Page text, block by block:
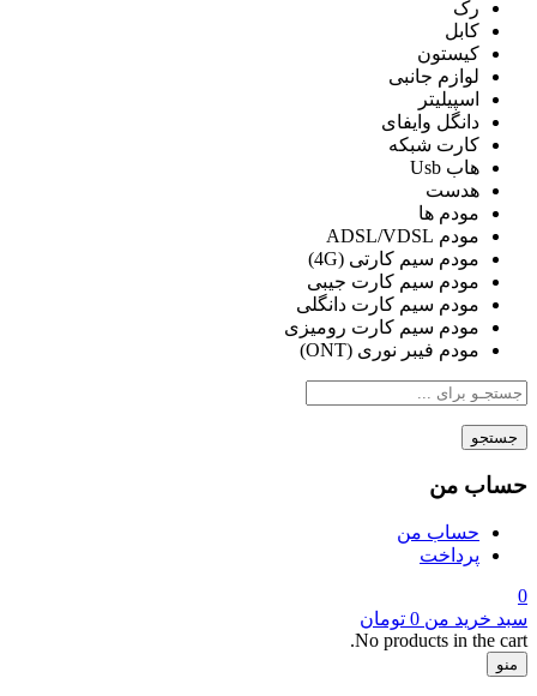
رک
کابل
کیستون
لوازم جانبی
اسپیلیتر
دانگل وایفای
کارت شبکه
هاب Usb
هدست
مودم ها
مودم ADSL/VDSL
مودم سیم کارتی (4G)
مودم سیم کارت جیبی
مودم سیم کارت دانگلی
مودم سیم کارت رومیزی
مودم فیبر نوری (ONT)
جستجو
حساب من
حساب من
پرداخت
0
سبد خرید من 0 تومان
No products in the cart.
منو